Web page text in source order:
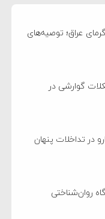
عراق؛ توصیه‌های
گوارشی در
در تداخلات پنهان
روان‌شناختی